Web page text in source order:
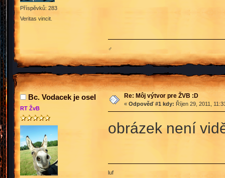
Příspěvků: 283
Veritas vincit.
♂
Bc. Vodacek je osel
RT ŽvB
Re: Môj výtvor pre ŽVB :D
« Odpověď #1 kdy: Říjen 29, 2011,
obrázek není
luf